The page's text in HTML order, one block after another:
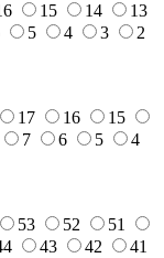
15 14
13
5 4 3
2
17 16
15
7 6 5
4
53 52
51
43 42
41